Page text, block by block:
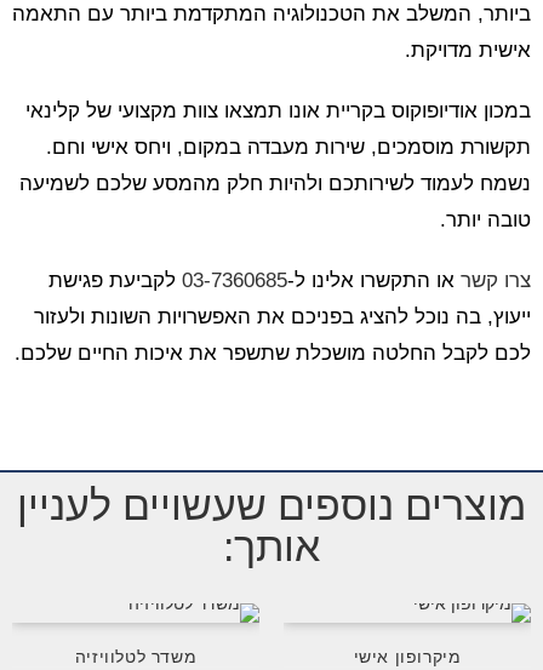
ביותר, המשלב את הטכנולוגיה המתקדמת ביותר עם התאמה
אישית מדויקת.
במכון אודיופוקוס בקריית אונו תמצאו צוות מקצועי של קלינאי
תקשורת מוסמכים, שירות מעבדה במקום, ויחס אישי וחם.
נשמח לעמוד לשירותכם ולהיות חלק מהמסע שלכם לשמיעה
טובה יותר.
צרו קשר או התקשרו אלינו ל-03-7360685 לקביעת פגישת
ייעוץ, בה נוכל להציג בפניכם את האפשרויות השונות ולעזור
לכם לקבל החלטה מושכלת שתשפר את איכות החיים שלכם.
מוצרים נוספים שעשויים לעניין
אותך:
מיקרופון אישי משדר לטלוויזיה